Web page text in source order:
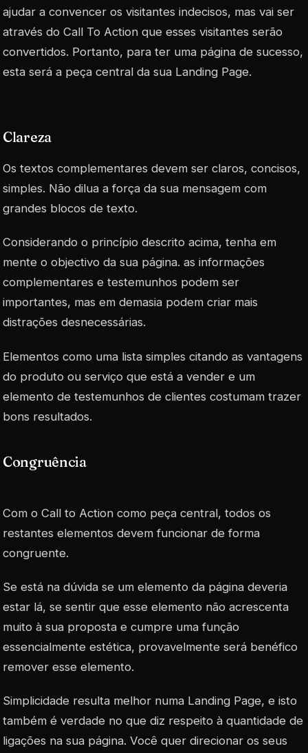
ajudar a convencer os visitantes indecisos, mas vai ser
através do Call To Action que esses visitantes serão
convertidos. Portanto, para ter uma página de sucesso,
esta será a peça central da sua Landing Page.
Clareza
Os textos complementares devem ser claros, concisos,
simples. Não dilua a força da sua mensagem com
grandes blocos de texto.
Considerando o princípio descrito acima, tenha em
mente o objectivo da sua página. as informações
complementares e testemunhos podem ser
importantes, mas em demasia podem criar mais
distrações desnecessárias.
Elementos como uma lista simples citando as vantagens
do produto ou serviço que está a vender e um
elemento de testemunhos de clientes costumam trazer
bons resultados.
Congruência
Com o Call to Action como peça central, todos os
restantes elementos devem funcionar de forma
congruente.
Se está na dúvida se um elemento da página deveria
estar lá, se sentir que esse elemento não acrescenta
muito à sua proposta e cumpre uma função
essencialmente estética, provavelmente será benéfico
remover esse elemento.
Simplicidade resulta melhor numa Landing Page, e isto
também é verdade no que diz respeito à quantidade de
ligações na sua página. Você quer direcionar os seus